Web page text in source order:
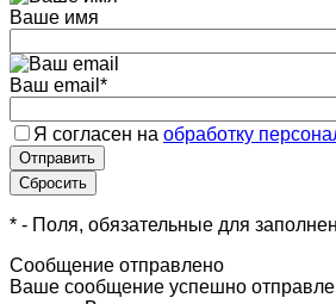
Ваше имя
Ваш email *
Я согласен на обработку
* - Поля, обязательные для
Сообщение отправлено
Ваше сообщение успешно